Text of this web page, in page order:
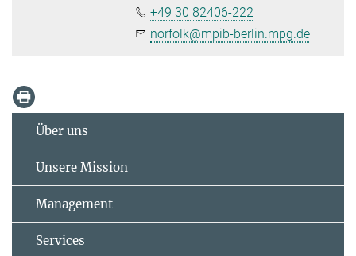
+49 30 82406-222
norfolk@mpib-berlin.mpg.de
Über uns
Unsere Mission
Management
Services